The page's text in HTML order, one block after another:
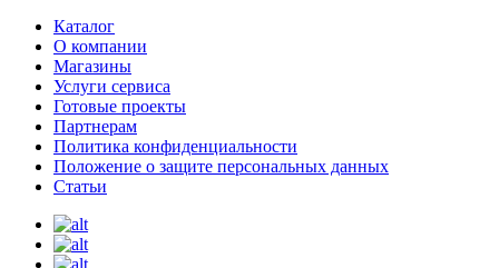
Каталог
О компании
Магазины
Услуги сервиса
Готовые проекты
Партнерам
Политика конфиденциальности
Положение о защите персональных данных
Статьи